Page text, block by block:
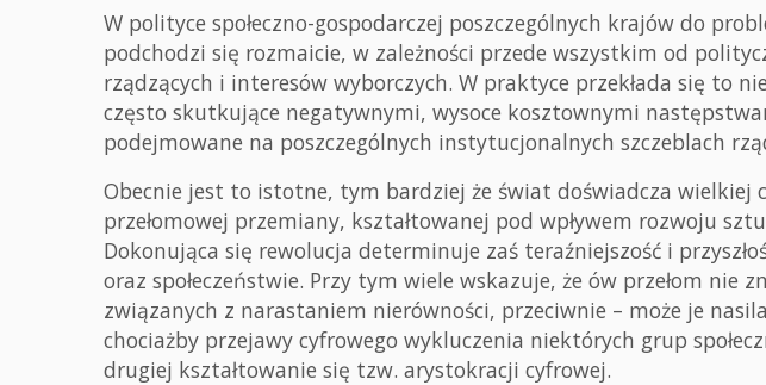
W polityce społeczno-gospodarczej poszczególnych krajów do
podchodzi się rozmaicie, w zależności przede wszystkim od
rządzących i interesów wyborczych. W praktyce przekłada się to
często skutkujące negatywnymi, wysoce kosztownymi
podejmowane na poszczególnych instytucjonalnych szczeblach
Obecnie jest to istotne, tym bardziej że świat doświadcza wielkiej
przełomowej przemiany, kształtowanej pod wpływem rozwoju
Dokonująca się rewolucja determinuje zaś teraźniejszość i
oraz społeczeństwie. Przy tym wiele wskazuje, że ów przełom nie
związanych z narastaniem nierówności, przeciwnie – może je
chociażby przejawy cyfrowego wykluczenia niektórych grup
drugiej kształtowanie się tzw. arystokracji cyfrowej.